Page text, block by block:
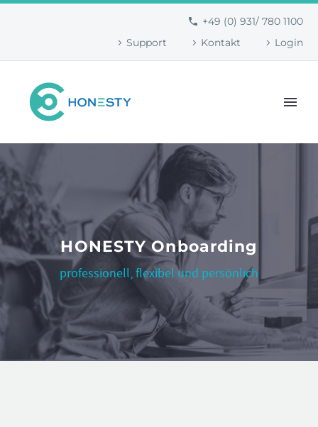
+49 (0) 931/ 780 1100
Support
Kontakt Login
HONESTY Onboarding
professionell, flexibel und persönlich